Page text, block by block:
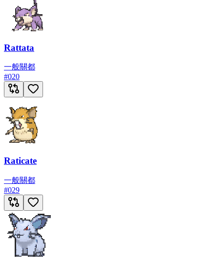
Rattata
一般關都
#020
Raticate
一般關都
#029